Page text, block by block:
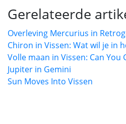
Gerelateerde
Overleving Mercurius in
Chiron in Vissen: Wat wil je in
Volle maan in Vissen: Can You
Jupiter in Gemini
Sun Moves Into Vissen